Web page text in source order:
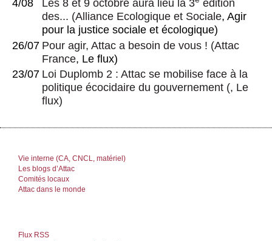
4/08 Les 8 et 9 octobre aura lieu la 3
édition
des... (Alliance Ecologique et Sociale, Agir
pour la justice sociale et écologique)
26/07 Pour agir, Attac a besoin de vous ! (Attac
France, Le flux)
23/07 Loi Duplomb 2 : Attac se mobilise face à la
politique écocidaire du gouvernement (, Le
flux)
Vie interne (CA, CNCL, matériel)
Les blogs d’Attac
Comités locaux
Attac dans le monde
Flux RSS